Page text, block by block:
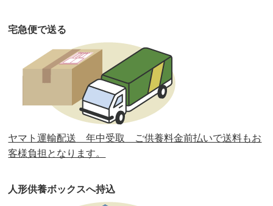
第33回人形供養祭
第32回人形供養祭 令和元年6月12日(水)
第31回人形供養祭 平成31年3月13日(水)
第30回人形供養祭平成30年11月28日(水)
第29回人形供養祭平成30年5月23日(水)
第27回人形供養祭平成29年6月14日(水)
宅急便で送る
ヤマト運輸配送 年中受取 ご供養料金前払いで送料もお
客様負担となります。
人形供養ボックスへ持込